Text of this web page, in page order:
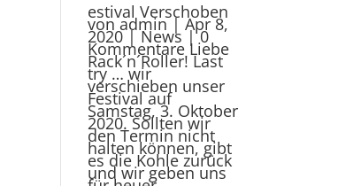
estival Verschoben
von admin | Apr 8,
2020 | News | 0
Kommentare Liebe
Rack´n´Roller! Last
try … wir
verschieben unser
Festival auf
Samstag, 3. Oktober
2020. Sollten wir
den Termin nicht
halten können, gibt
es die Kohle zurück
und wir geben uns